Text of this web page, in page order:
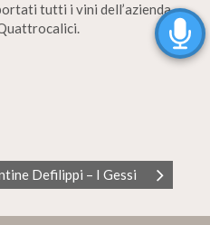
tutti i vini dell’azienda
Defilippi – I Gessi